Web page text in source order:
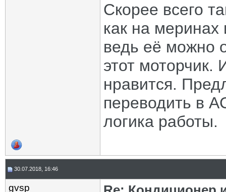
Скорее всего
как на
ведь её можно
этот моторчик.
нравится.
переводить в
логика работы.
30.07.2018, 16:46
gvsp